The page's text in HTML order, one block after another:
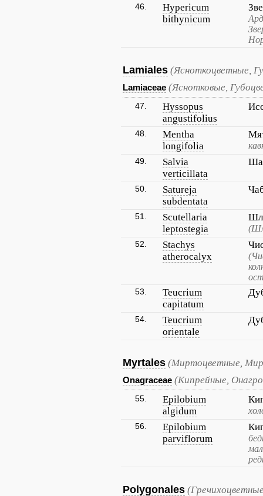
46.
Hypericum
bithynicum
Lamiales (Ясноткоцветные,
Lamiaceae (Яснотковые,
47.
Hyssopus
angustifolius
48.
Mentha
longifolia
49.
Salvia
verticillata
50.
Satureja
subdentata
51.
Scutellaria
leptostegia
52.
Stachys
atherocalyx
53.
Teucrium
capitatum
54.
Teucrium
orientale
Myrtales (Миртоцветные,
Onagraceae (Кипрейные,
55.
Epilobium
algidum
56.
Epilobium
parviflorum
Polygonales